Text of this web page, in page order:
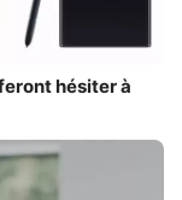
hésiter à